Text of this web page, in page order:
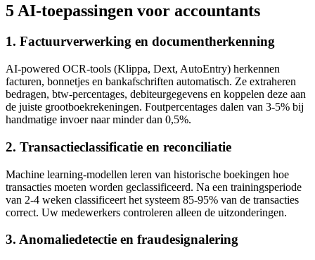
5 AI-toepassingen voor accountants
1. Factuurverwerking en documentherkenning
AI-powered OCR-tools (Klippa, Dext, AutoEntry) herkennen
facturen, bonnetjes en bankafschriften automatisch. Ze extraheren
bedragen, btw-percentages, debiteurgegevens en koppelen deze aan
de juiste grootboekrekeningen. Foutpercentages dalen van 3-5% bij
handmatige invoer naar minder dan 0,5%.
2. Transactieclassificatie en reconciliatie
Machine learning-modellen leren van historische boekingen hoe
transacties moeten worden geclassificeerd. Na een trainingsperiode
van 2-4 weken classificeert het systeem 85-95% van de transacties
correct. Uw medewerkers controleren alleen de uitzonderingen.
3. Anomaliedetectie en fraudesignalering